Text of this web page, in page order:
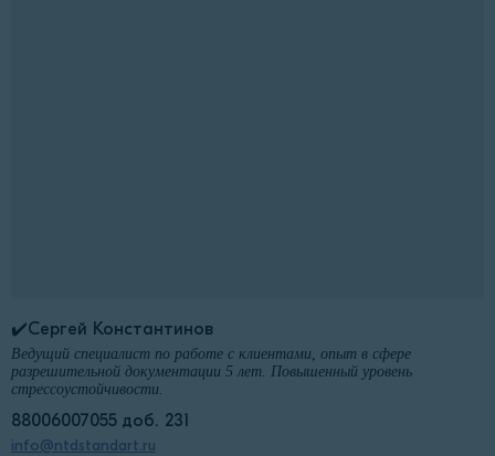
✔️Сергей Константинов
Ведущий специалист по работе с клиентами, опыт в сфере
разрешительной документации 5 лет. Повышенный уровень
стрессоустойчивости.
88006007055 доб. 231
info@ntdstandart.ru